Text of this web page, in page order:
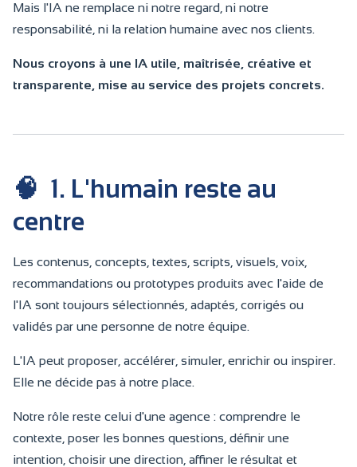
Mais l'IA ne remplace ni notre regard, ni notre
responsabilité, ni la relation humaine avec nos clients.
Nous croyons à une IA utile, maîtrisée, créative et
transparente, mise au service des projets concrets.
🧠 1. L'humain reste au
centre
Les contenus, concepts, textes, scripts, visuels, voix,
recommandations ou prototypes produits avec l'aide de
l'IA sont toujours sélectionnés, adaptés, corrigés ou
validés par une personne de notre équipe.
L'IA peut proposer, accélérer, simuler, enrichir ou inspirer.
Elle ne décide pas à notre place.
Notre rôle reste celui d'une agence : comprendre le
contexte, poser les bonnes questions, définir une
intention, choisir une direction, affiner le résultat et